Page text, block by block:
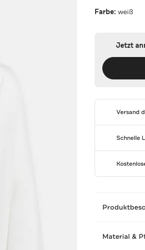
Farbe:weiß
Jetzt
Versand
Schnelle
Material &